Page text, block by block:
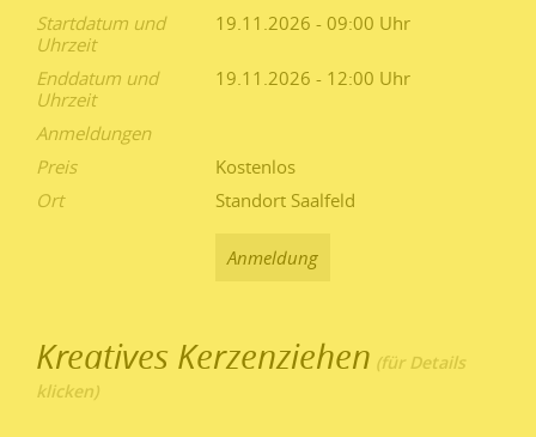
Startdatum und
Uhrzeit
19.11.2026 - 09:00
Enddatum und
Uhrzeit
19.11.2026 - 12:00
Anmeldungen
Preis
Kostenlos
Ort
Standort Saalfeld
Anmeldung
Kreatives Kerzenziehen